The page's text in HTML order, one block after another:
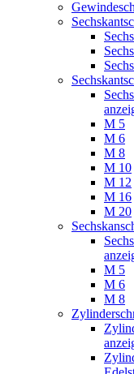
M 5
M 6
M 8
M 10
M 12
M 16
M 20
M 5
M 6
M 8